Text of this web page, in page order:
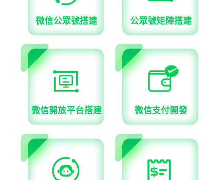
微信公眾號搭建 公眾號矩陣搭建
微信開放平台搭建 微信支付開發